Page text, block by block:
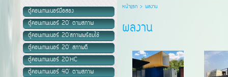
ตู้คอนเทนเนอร์มือสอง
ตู้คอนเทนเนอร์ 20' ตามสภาพ
ตู้คอนเทนเนอร์ 20'สภาพพร้อมใช้
ตู้คอนเทนเนอร์ 20' สภาพดี
ตู้คอนเทนเนอร์ 20'HC
ตู้คอนเทนเนอร์ 40' ตามสภาพ
หน้าแรก > ผลงาน
ผลงาน